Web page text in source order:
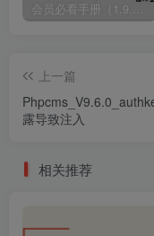
会员必看手册（1.9.0版本 26.4.5更新）
上一篇
露导致注入
相关推荐